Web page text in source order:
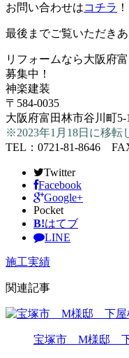
お問い合わせはコチラ ！
最後までご覧いただき
リフォームなら大阪府
募集中！
神楽建装
〒584-0035
大阪府富田林市谷川町5-
※2023年1月18日に移転
TEL：0721-81-8646
Twitter
Facebook
Google+
Pocket
B!はてブ
LINE
施工実績
関連記事
宝塚市 M様邸 下